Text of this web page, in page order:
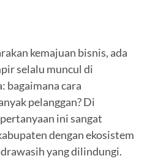
kemajuan bisnis, ada
selalu muncul di
bagaimana cara
pelanggan? Di
ini sangat
dengan ekosistem
yang dilindungi.